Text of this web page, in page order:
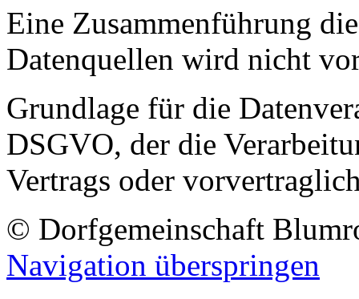
Eine Zusammenführung
Datenquellen wird nicht
Grundlage für die
DSGVO, der die
Vertrags oder
© Dorfgemeinschaft
Navigation überspringen